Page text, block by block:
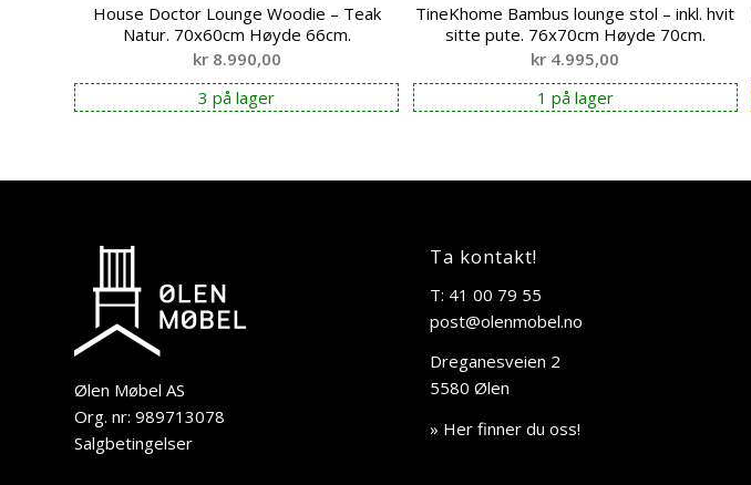
House Doctor Lounge Woodie – Teak
Natur. 70x60cm Høyde 66cm.
kr8.990,00
3 på lager
TineKhome Bambus lounge stol – inkl. hvit
sitte pute. 76x70cm Høyde 70cm.
kr 4.995,00
1 på lager
Ølen Møbel AS
Org. nr: 989713078
Salgbetingelser
Ta kontakt!
T: 41 00 79 55
post@olenmobel.no
Dreganesveien 2
5580 Ølen
» Her finner du oss!